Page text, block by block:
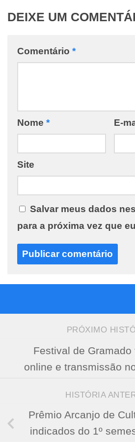
DEIXE UM
Comentário *
Nome * E-
Site
Salvar meus dados
para a próxima vez que
PRÓXIMO
Festival de Gramado
online e transmissão
HISTÓRIA
Prêmio Arcanjo de
indicados do 1º